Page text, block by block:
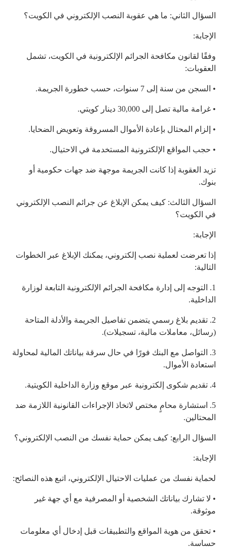
السؤال الثاني: ما هي عقوبة النصب الإلكتروني في الكويت؟
الإجابة:
وفقًا لقانون مكافحة الجرائم الإلكترونية في الكويت، تشمل
العقوبات:
• السجن من سنة إلى 7 سنوات، حسب خطورة الجريمة.
• غرامة مالية تصل إلى 30,000 دينار كويتي.
• إلزام المحتال بإعادة الأموال المسروقة وتعويض الضحايا.
• حجب المواقع الإلكترونية المستخدمة في الاحتيال.
تزيد العقوبة إذا كانت الجريمة موجهة ضد جهات حكومية أو
بنوك.
السؤال الثالث: كيف يمكن الإبلاغ عن جرائم النصب الإلكتروني
في الكويت؟
الإجابة:
إذا تعرضت لعملية نصب إلكتروني، يمكنك الإبلاغ عبر الخطوات
التالية:
1. التوجه إلى إدارة مكافحة الجرائم الإلكترونية التابعة لوزارة
الداخلية.
2. تقديم بلاغ رسمي يتضمن تفاصيل الجريمة والأدلة المتاحة
(رسائل، معاملات مالية، تسجيلات).
3. التواصل مع البنك فورًا في حال سرقة بياناتك المالية لمحاولة
استعادة الأموال.
4. تقديم شكوى إلكترونية عبر موقع وزارة الداخلية الكويتية.
5. استشارة محامٍ مختص لاتخاذ الإجراءات القانونية اللازمة ضد
المحتالين.
السؤال الرابع: كيف يمكن حماية نفسك من النصب الإلكتروني؟
الإجابة:
لحماية نفسك من عمليات الاحتيال الإلكتروني، اتبع هذه النصائح:
• لا تشارك بياناتك الشخصية أو المصرفية مع أي جهة غير
موثوقة.
• تحقق من هوية المواقع والتطبيقات قبل إدخال أي معلومات
حساسة.